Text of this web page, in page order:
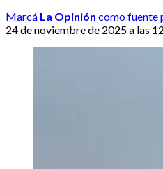
Marcá La Opinión como fuente
24 de noviembre de 2025 a las